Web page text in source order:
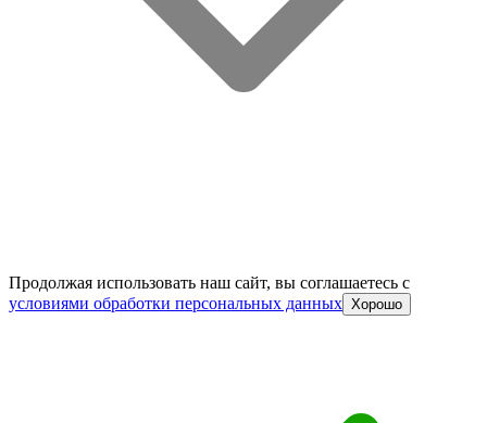
Продолжая использовать наш сайт, вы соглашаетесь c
условиями обработки персональных данных Хорошо